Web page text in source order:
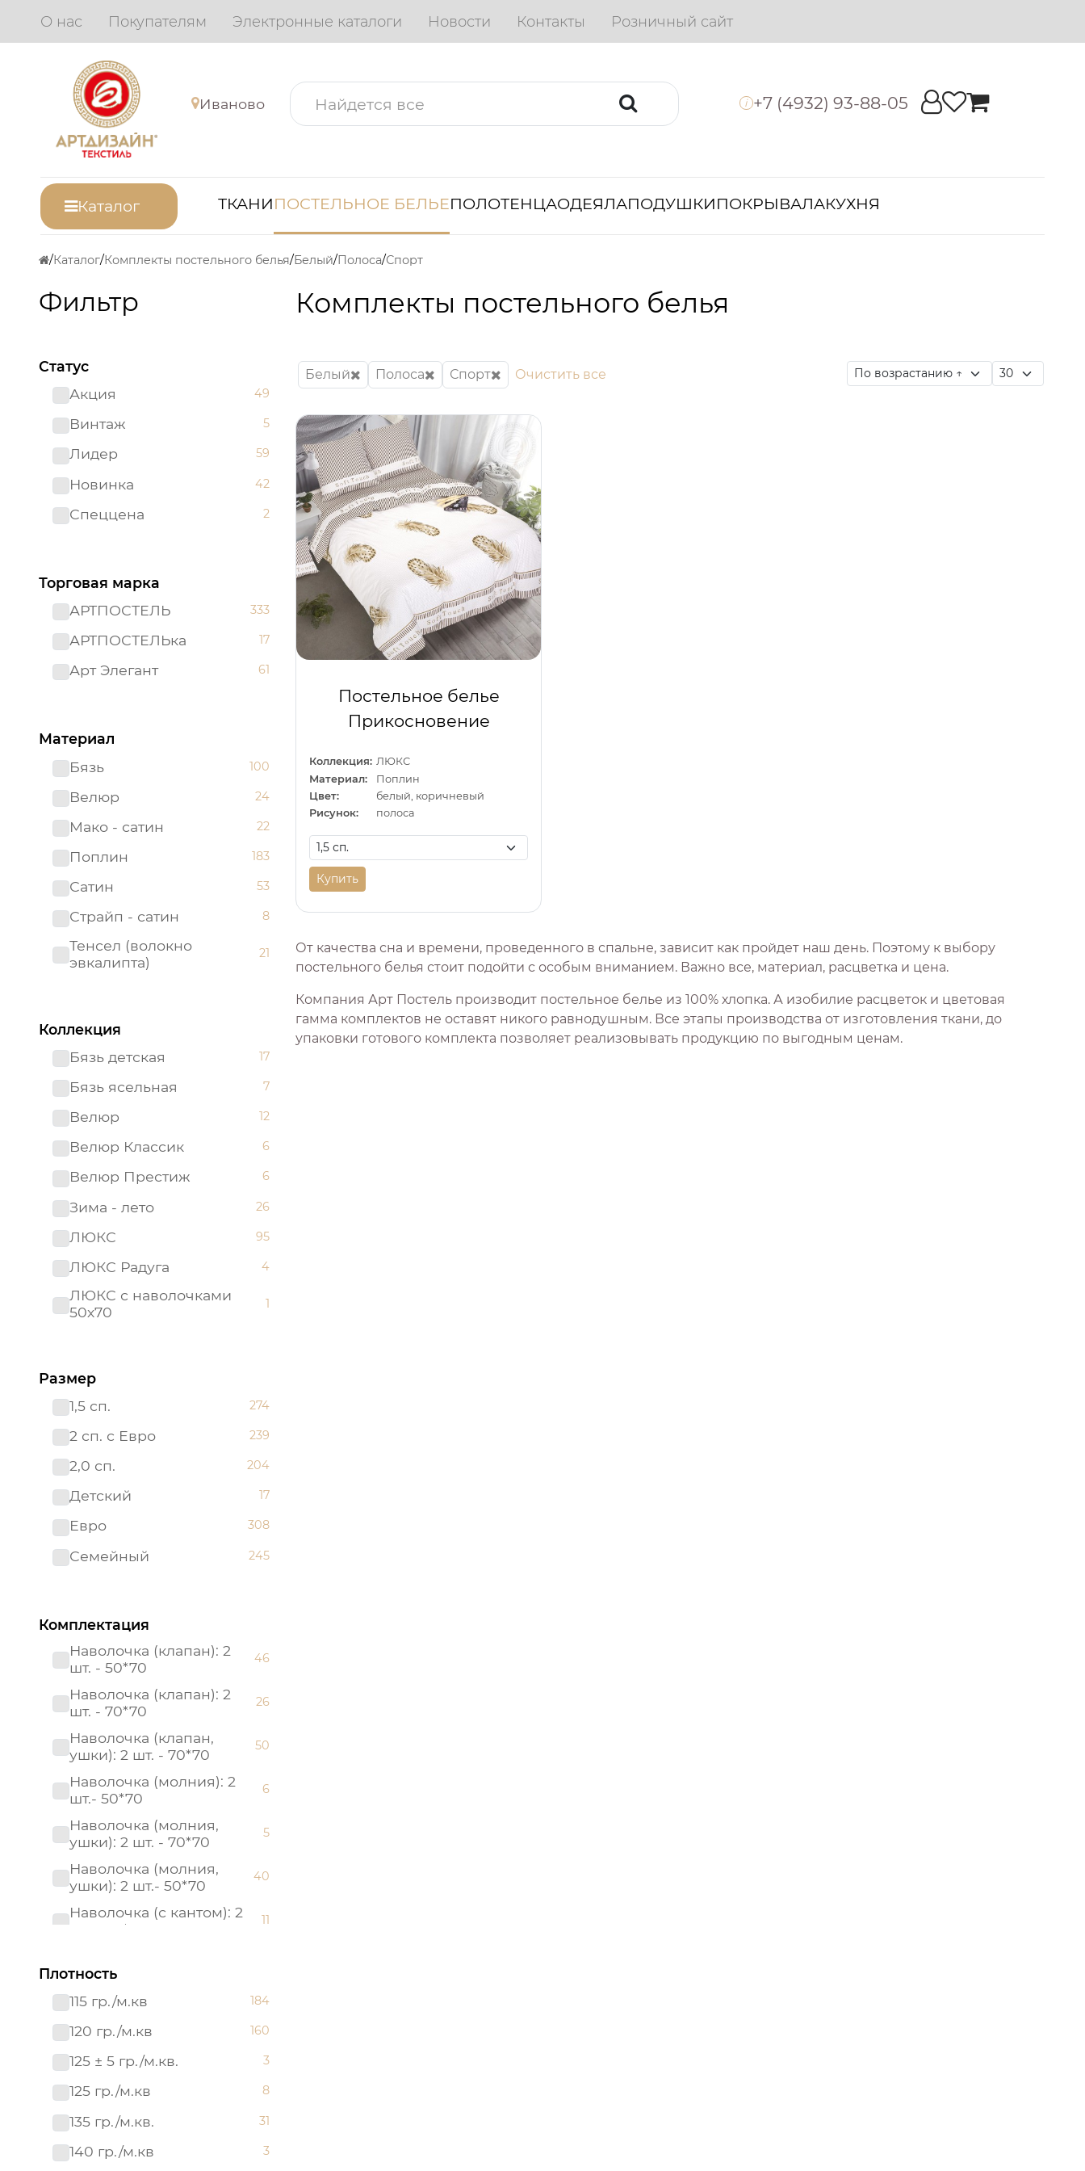
О нас Покупателям Электронные каталоги Новости Контакты Розничный сайт
Иваново i +7 (4932) 93-88-05
Каталог ТКАНИПОСТЕЛЬНОЕ БЕЛЬЕПОЛОТЕНЦАОДЕЯЛАПОДУШКИПОКРЫВАЛАКУХНЯ
Каталог Комплекты постельного белья Белый Полоса Спорт
Фильтр
Статус
Акция
49
Винтаж 5
Лидер 59
Новинка 42
Спеццена 2
Торговая марка
АРТПОСТЕЛЬ
333
АРТПОСТЕЛЬка 17
Арт Элегант 61
Материал
Бязь
100
Велюр 24
Мако - сатин 22
Поплин 183
Сатин 53
Страйп - сатин 8
Тенсел (волокно
эвкалипта)
21
Коллекция
Бязь детская
17
Бязь ясельная 7
Велюр 12
Велюр Классик 6
Велюр Престиж 6
Зима - лето 26
ЛЮКС 95
ЛЮКС Радуга 4
ЛЮКС с наволочками
50х70
1
Мако - сатин
Поплин детский 26
Поплин ясельный 10
Премиум 82
Престиж 25
Россия 21
Россия (Подарочная
Размер
1,5 сп.
274
2 сп. с Евро 239
2,0 сп. 204
Детский 17
Евро 308
Семейный 245
Комплектация
Наволочка (клапан): 2
шт. - 50*70
46
Наволочка (клапан): 2
шт. - 70*70
26
Наволочка (клапан,
ушки): 2 шт. - 70*70
50
Наволочка (молния): 2
шт.- 50*70
6
Наволочка (молния,
ушки): 2 шт. - 70*70
5
Наволочка (молния,
ушки): 2 шт.- 50*70
40
Наволочка (с кантом): 2
шт. - 50*70
11
шт. - 70*70
Наволочка: 1 шт. - 40*60 17
Наволочка: 2 шт.- 50*70 6
Наволочка: 2 шт.- 70*70 6
Пододеяльник (молния):
40
Пододеяльник (молния):
1 шт. - 215*175
Плотность
115 гр./м.кв
184
120 гр./м.кв 160
125 ± 5 гр./м.кв. 3
125 гр./м.кв 8
135 гр./м.кв. 31
140 гр./м.кв 3
Комплекты постельного белья
Белый Полоса Спорт Очистить все
Постельное белье
Прикосновение
Коллекция: ЛЮКС
Материал:
Поплин
Цвет:
белый, коричневый
Рисунок:
полоса
Купить
От качества сна и времени, проведенного в спальне, зависит как пройдет наш день. Поэтому к выбору
постельного белья стоит подойти с особым вниманием. Важно все, материал, расцветка и цена.
Компания Арт Постель производит постельное белье из 100% хлопка. А изобилие расцветок и цветовая
гамма комплектов не оставят никого равнодушным. Все этапы производства от изготовления ткани, до
упаковки готового комплекта позволяет реализовывать продукцию по выгодным ценам.